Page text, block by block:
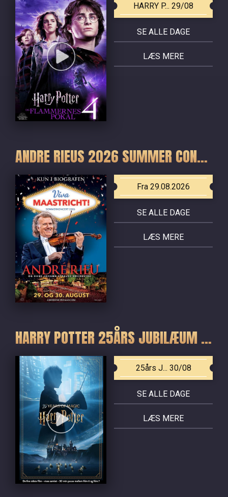
HARRY P... 29/08
SE ALLE DAGE
LÆS MERE
ANDRE RIEUS 2026 SUMMER CONCERT: VIVA MAASTRICHT!
Fra 29.08.2026
SE ALLE DAGE
LÆS MERE
HARRY POTTER 25ÅRS JUBILÆUM - DE FIRE SIDSTE FILM
25års J... 30/08
SE ALLE DAGE
LÆS MERE